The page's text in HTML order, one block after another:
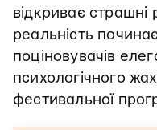
відкриває страшні
реальність
поціновувачів
психологічного
фестивальної